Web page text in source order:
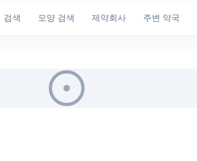
검색 모양 검색 제약회사 주변 약국